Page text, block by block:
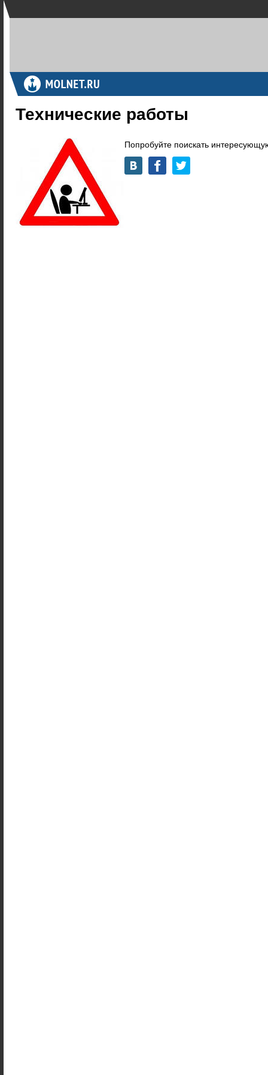
Технические работы
Попробуйте поискать